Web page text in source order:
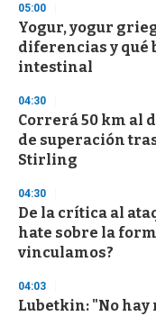
05:00
Yogur, yogur
diferencias y qué
intestinal
04:30
Correrá 50 km al
de superación
Stirling
04:30
De la crítica al
hate sobre la
vinculamos?
04:03
Lubetkin: "No